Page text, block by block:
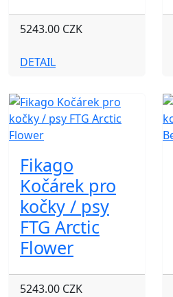
5243.00 CZK
DETAIL
Fikago
Kočárek pro
kočky / psy
FTG Arctic
Flower
5243.00 CZK